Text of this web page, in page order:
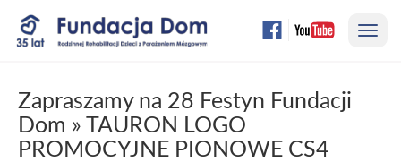
Przejdź
do
Zapraszamy na 28 Festyn Fundacji
Dom » TAURON LOGO
PROMOCYJNE PIONOWE CS4